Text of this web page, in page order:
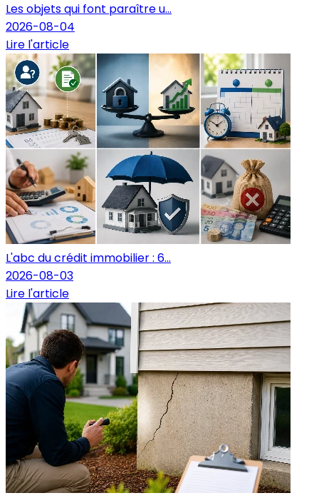
Les objets qui font paraître u...
2026-08-04
Lire l'article
L'abc du crédit immobilier : 6...
2026-08-03
Lire l'article